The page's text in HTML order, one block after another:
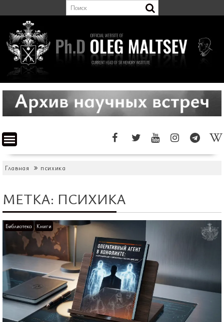
к
содержимому
Главная психика
МЕТКА: ПСИХИКА
Библиотека Книги